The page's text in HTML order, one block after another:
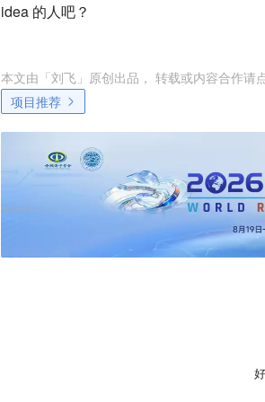
idea 的人吧？
本文由「刘飞 」原创出品， 转载或内容合作请
项目推荐